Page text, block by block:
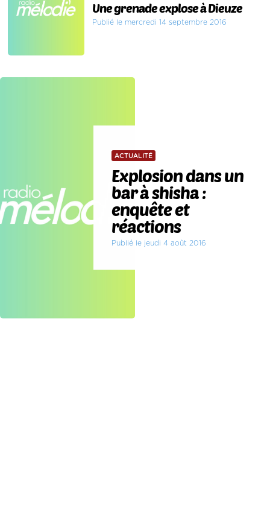
Une grenade explose à Dieuze
Publié le mercredi 14 septembre 2016
ACTUALITÉ
Explosion dans un
bar à shisha :
enquête et
réactions
Publié le jeudi 4 août 2016